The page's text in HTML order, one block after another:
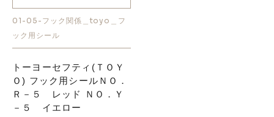
01-05-フック関係＿toyo＿フ
ック用シール
トーヨーセフティ(ＴＯＹ
Ｏ) フック用シールＮＯ．
Ｒ－５ レッド ＮＯ．Ｙ
－５ イエロー